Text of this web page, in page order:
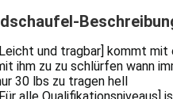
und tragbar] kommt mit
ihm zu zu schlürfen wann
30 lbs zu tragen hell